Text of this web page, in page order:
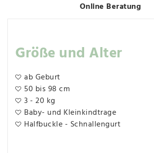
Online Beratung
Größe und Alter
ab Geburt
50 bis 98 cm
3 - 20 kg
Baby- und Kleinkindtrage
Halfbuckle - Schnallengurt